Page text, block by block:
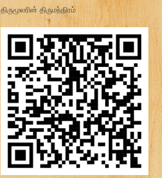
திருமூலரின் திருமந்திரம்